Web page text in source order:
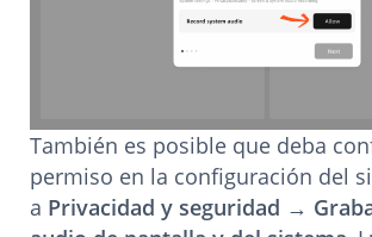
También es posible que deba
permiso en la configuración del
a Privacidad y seguridad →